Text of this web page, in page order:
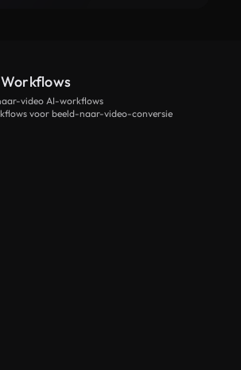
video AI-workflows
voor beeld-naar-video-conversie